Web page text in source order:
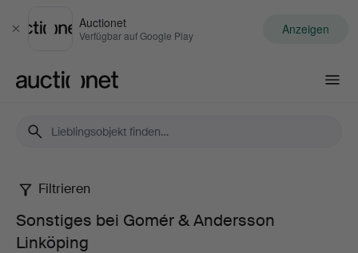
Schließen
Auctionet
Verfügbar auf Google Play Anzeigen
Sonstiges
bei
Filtrieren
Sonstiges bei Gomér & Andersson
Linköping